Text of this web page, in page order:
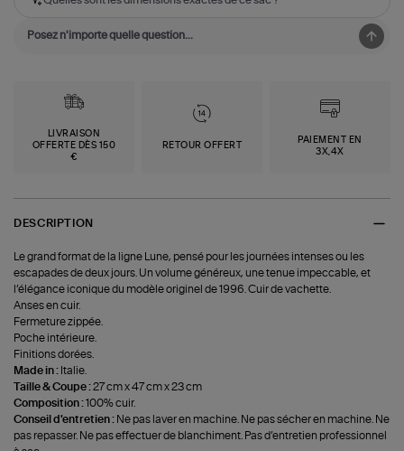
LIVRAISON
OFFERTE DÈS 150
€
RETOUR OFFERT
PAIEMENT EN
3X,4X
DESCRIPTION
Le grand format de la ligne Lune, pensé pour les journées intenses ou les
escapades de deux jours. Un volume généreux, une tenue impeccable, et
l’élégance iconique du modèle originel de 1996. Cuir de vachette.
Anses en cuir.
Fermeture zippée.
Poche intérieure.
Finitions dorées.
Made in : Italie.
Taille & Coupe :27 cm x 47 cm x 23 cm
Composition :100% cuir.
Conseil d'entretien : Ne pas laver en machine. Ne pas sécher en machine. Ne
pas repasser. Ne pas effectuer de blanchiment. Pas d’entretien professionnel